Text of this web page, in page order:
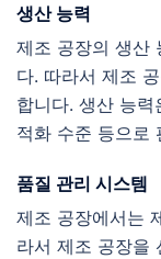
생산 능력
제조 공장의 생산
다. 따라서 제조
합니다. 생산 능
적화 수준 등으로
품질 관리 시스템
제조 공장에서는
라서 제조 공장을